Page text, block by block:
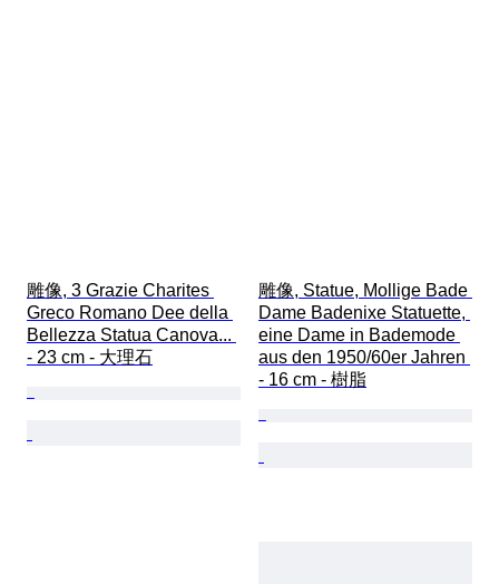
雕像, 3 Grazie Charites
Greco Romano Dee della
Bellezza Statua Canova...
- 23 cm - 大理石
雕像, Statue, Mollige Bade
Dame Badenixe Statuette,
eine Dame in Bademode
aus den 1950/60er Jahren
- 16 cm - 樹脂